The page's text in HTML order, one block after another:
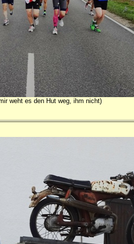
weht es den Hut weg, ihm nicht)